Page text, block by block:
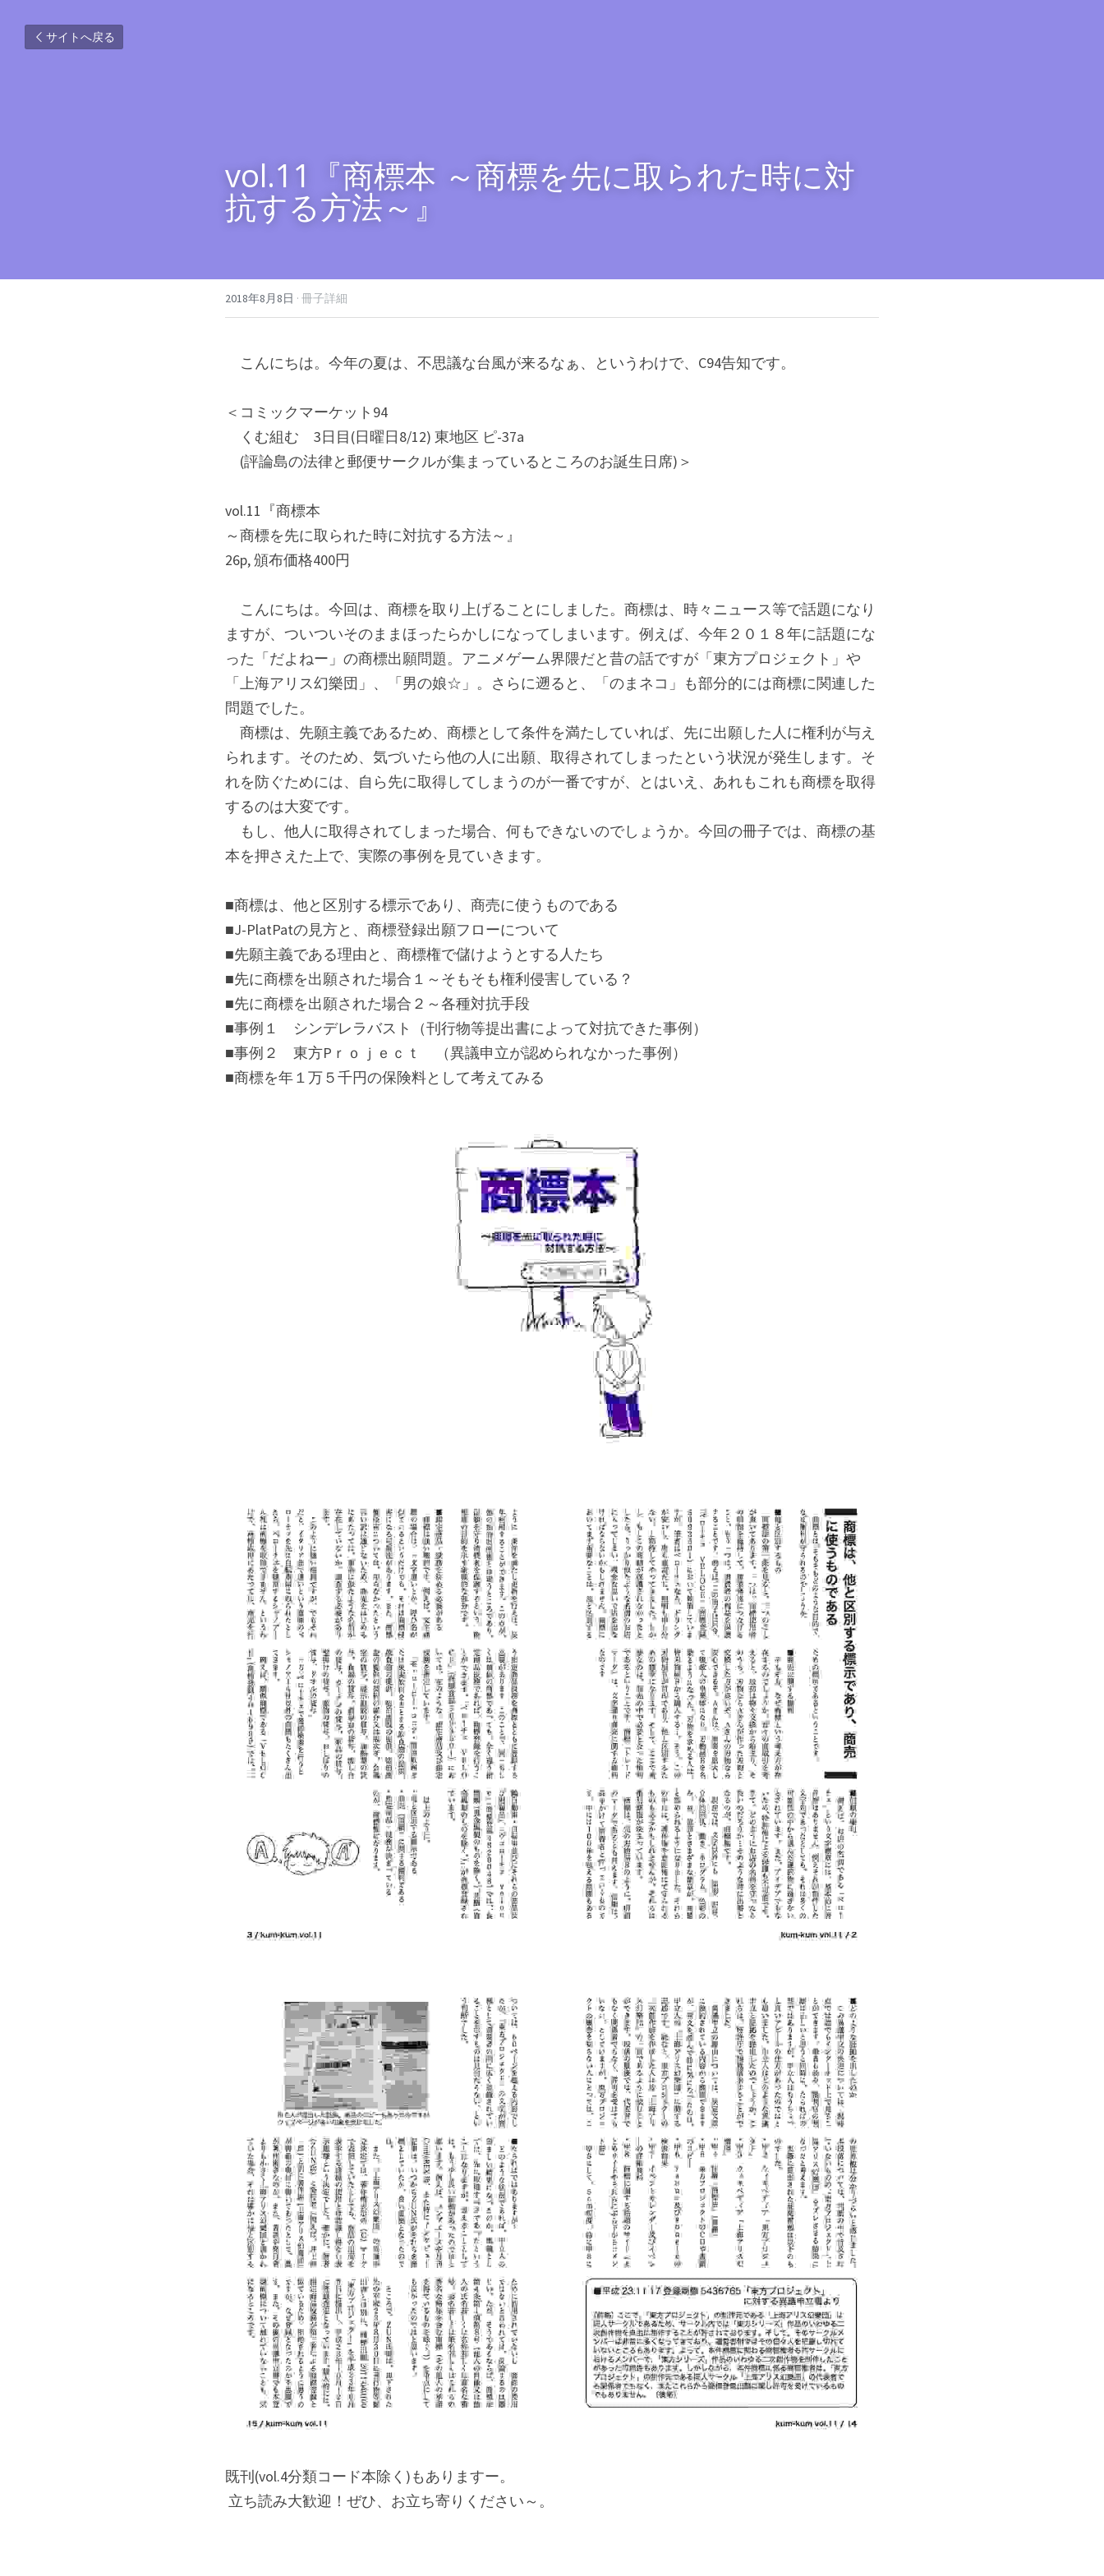
サイトへ戻る
vol.11『商標本 ～商標を先に取られた時に対
抗する方法～』
2018年8月8日 · 冊子詳細
こんにちは。今年の夏は、不思議な台風が来るなぁ、というわけで、C94告知です。
＜コミックマーケット94
くむ組む　3日目(日曜日8/12) 東地区 ピ-37a
(評論島の法律と郵便サークルが集まっているところのお誕生日席)＞
vol.11『商標本
～商標を先に取られた時に対抗する方法～』
26p, 頒布価格400円
こんにちは。今回は、商標を取り上げることにしました。商標は、時々ニュース等で話題になり
ますが、ついついそのままほったらかしになってしまいます。例えば、今年２０１８年に話題にな
った「だよねー」の商標出願問題。アニメゲーム界隈だと昔の話ですが「東方プロジェクト」や
「上海アリス幻樂団」、「男の娘☆」。さらに遡ると、「のまネコ」も部分的には商標に関連した
問題でした。
商標は、先願主義であるため、商標として条件を満たしていれば、先に出願した人に権利が与え
られます。そのため、気づいたら他の人に出願、取得されてしまったという状況が発生します。そ
れを防ぐためには、自ら先に取得してしまうのが一番ですが、とはいえ、あれもこれも商標を取得
するのは大変です。
もし、他人に取得されてしまった場合、何もできないのでしょうか。今回の冊子では、商標の基
本を押さえた上で、実際の事例を見ていきます。
■商標は、他と区別する標示であり、商売に使うものである
■J-PlatPatの見方と、商標登録出願フローについて
■先願主義である理由と、商標権で儲けようとする人たち
■先に商標を出願された場合１～そもそも権利侵害している？
■先に商標を出願された場合２～各種対抗手段
■事例１　シンデレラバスト（刊行物等提出書によって対抗できた事例）
■事例２　東方Pｒｏｊｅｃｔ　（異議申立が認められなかった事例）
■商標を年１万５千円の保険料として考えてみる
既刊(vol.4分類コード本除く)もありますー。
立ち読み大歓迎！ぜひ、お立ち寄りください～。